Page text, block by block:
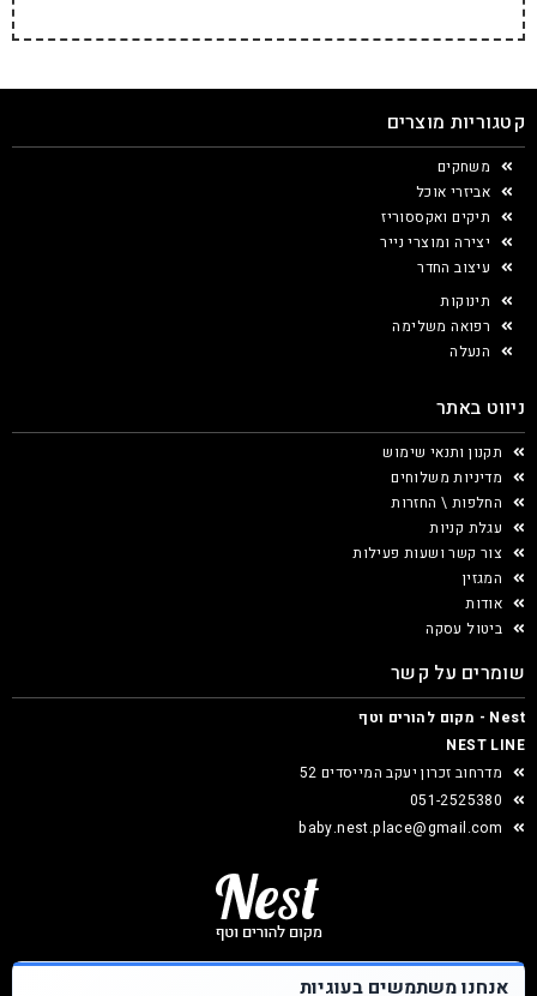
קטגוריות מוצרים
משחקים
אביזרי אוכל
תיקים ואקססוריז
יצירה ומוצרי נייר
עיצוב החדר
תינוקות
רפואה משלימה
הנעלה
ניווט באתר
תקנון ותנאי שימוש
מדיניות משלוחים
החלפות \ החזרות
עגלת קניות
צור קשר ושעות פעילות
המגזין
אודות
ביטול עסקה
שומרים על קשר
Nest - מקום להורים וטף
NEST LINE
מדרחוב זכרון יעקב המייסדים 52
051-2525380
baby.nest.place@gmail.com
אנחנו משתמשים בעוגיות